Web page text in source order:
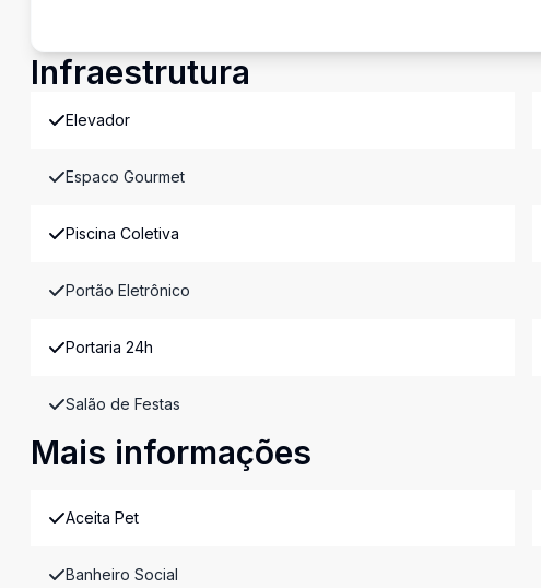
Infraestrutura
Elevador
Espaco Gourmet
Piscina Coletiva
Portão Eletrônico
Portaria 24h
Salão de Festas
Mais informações
Aceita Pet
Banheiro Social